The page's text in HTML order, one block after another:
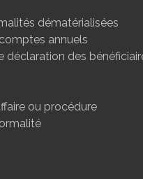
dématérialisées
annuels
déclaration des
ou procédure